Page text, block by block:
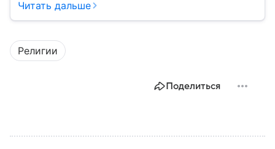
порядка, борьбу с преступностью, обеспечение
В материале рассказываем, чем занимается МВД
России, какие задачи выполняет министерство, как
устроена его структура, кто возглавляет ведомство
Читать дальше
Религии
Поделиться